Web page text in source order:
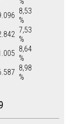
8,53
%
7,53
%
8,64
%
8,98
%